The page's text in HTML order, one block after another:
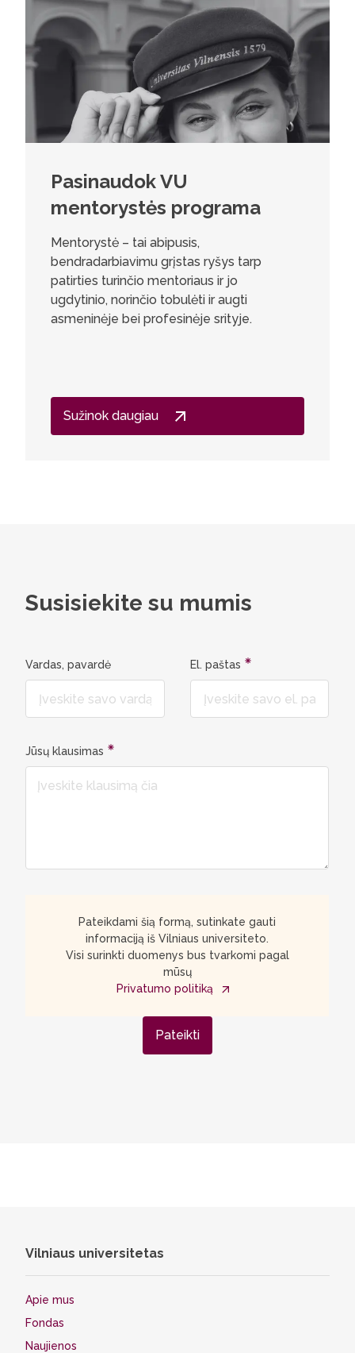
Pasinaudok VU
mentorystės programa
Mentorystė – tai abipusis,
bendradarbiavimu grįstas ryšys tarp
patirties turinčio mentoriaus ir jo
ugdytinio, norinčio tobulėti ir augti
asmeninėje bei profesinėje srityje.
Sužinok daugiau
Susisiekite su mumis
Vardas, pavardė El. paštas
Jūsų klausimas
Pateikdami šią formą, sutinkate gauti
informaciją iš Vilniaus universiteto.
Visi surinkti duomenys bus tvarkomi pagal
mūsų
Privatumo politiką
Pateikti
Vilniaus universitetas
Apie mus
Fondas
Naujienos